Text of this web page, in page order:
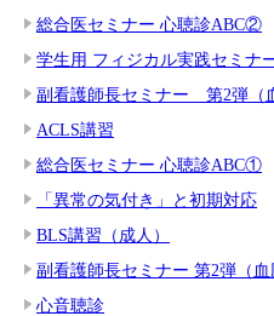
総合医セミナー 心聴診ABC②
学生用 フィジカル実践セミナ
副看護師長セミナー 第2弾（
ACLS講習
総合医セミナー 心聴診ABC①
「異常の気付き」と初期対応
BLS講習（成人）
副看護師長セミナー 第2弾（血
心音聴診